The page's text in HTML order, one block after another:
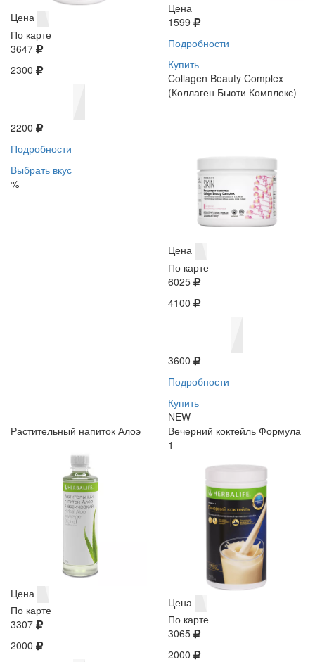
Цена
По карте
3647
2300
2200
Подробности
Выбрать вкус
%
Цена
1599
Подробности
Купить
Collagen Beauty Complex
(Коллаген Бьюти Комплекс)
Цена
По карте
6025
4100
3600
Подробности
Купить
NEW
Растительный напиток Алоэ
Цена
По карте
3307
2000
Вечерний коктейль Формула
1
Цена
По карте
3065
2000